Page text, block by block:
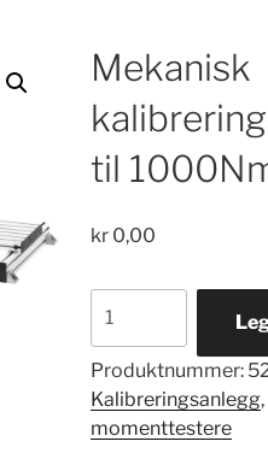
Mekanisk
til
kr0,00
kalibreringsanlegg
opp
til
1000Nm
nr.
Produktnummer:
Kalibreringsanlegg,
momenttestere